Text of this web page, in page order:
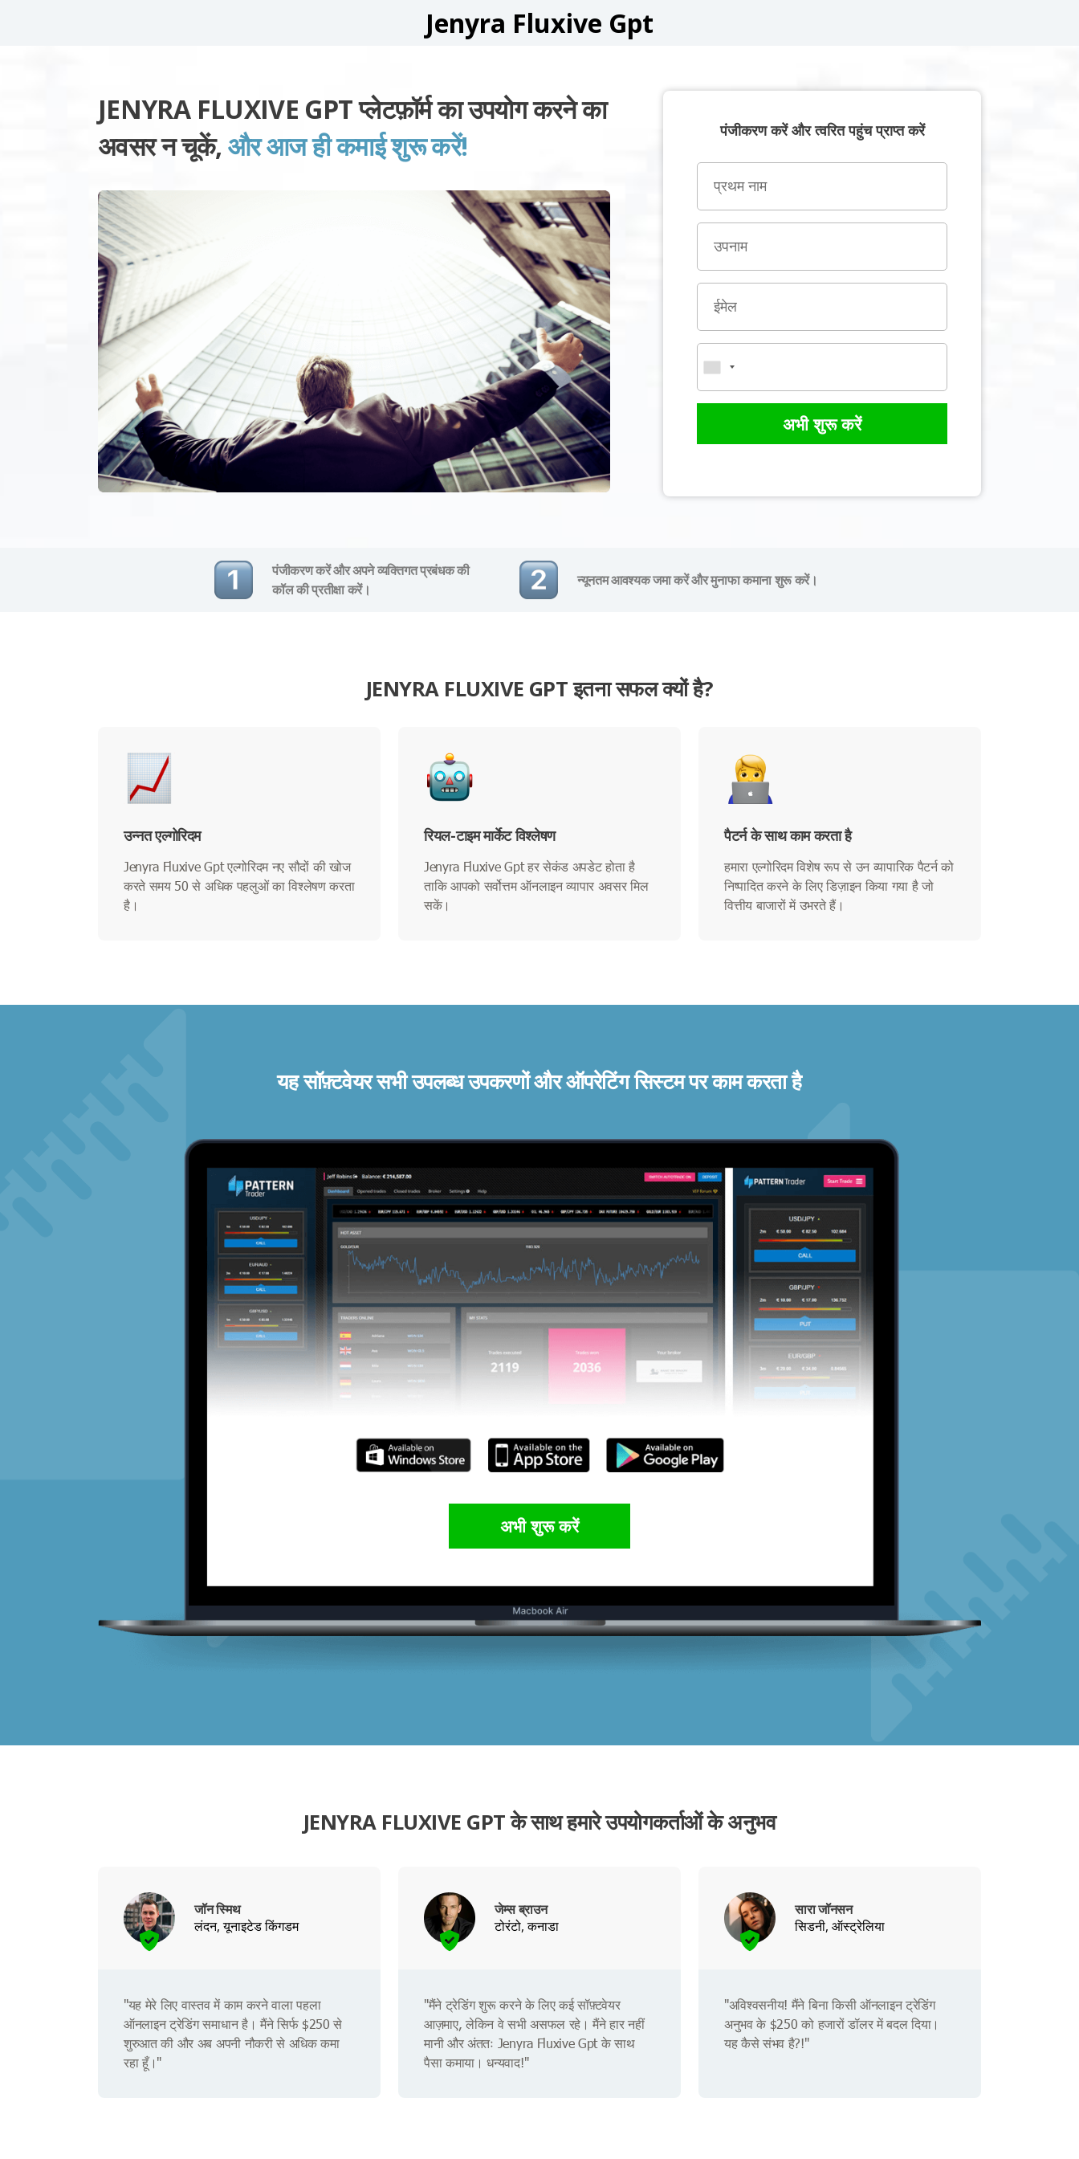
Jenyra Fluxive Gpt
JENYRA FLUXIVE GPT प्लेटफ़ॉर्म का उपयोग करने का
अवसर न चूकें, और आज ही कमाई शुरू करें! पंजीकरण करें और त्वरित पहुंच प्राप्त करें
अभी शुरू करें
पंजीकरण करें और अपने व्यक्तिगत प्रबंधक की
कॉल की प्रतीक्षा करें।
न्यूनतम आवश्यक जमा करें और मुनाफा कमाना शुरू करें।
JENYRA FLUXIVE GPT इतना सफल क्यों है?
उन्नत एल्गोरिदम
Jenyra Fluxive Gpt एल्गोरिदम नए सौदों की खोज
करते समय 50 से अधिक पहलुओं का विश्लेषण करता
है।
रियल-टाइम मार्केट विश्लेषण
Jenyra Fluxive Gpt हर सेकंड अपडेट होता है
ताकि आपको सर्वोत्तम ऑनलाइन व्यापार अवसर मिल
सकें।
पैटर्न के साथ काम करता है
हमारा एल्गोरिदम विशेष रूप से उन व्यापारिक पैटर्न को
निष्पादित करने के लिए डिज़ाइन किया गया है जो
वित्तीय बाजारों में उभरते हैं।
यह सॉफ़्टवेयर सभी उपलब्ध उपकरणों और ऑपरेटिंग सिस्टम पर काम करता है
अभी शुरू करें
JENYRA FLUXIVE GPT के साथ हमारे उपयोगकर्ताओं के अनुभव
जॉन स्मिथ
लंदन, यूनाइटेड किंगडम
"यह मेरे लिए वास्तव में काम करने वाला पहला
ऑनलाइन ट्रेडिंग समाधान है। मैंने सिर्फ $250 से
शुरुआत की और अब अपनी नौकरी से अधिक कमा
रहा हूँ।"
जेम्स ब्राउन
टोरंटो, कनाडा
"मैंने ट्रेडिंग शुरू करने के लिए कई सॉफ़्टवेयर
आज़माए, लेकिन वे सभी असफल रहे। मैंने हार नहीं
मानी और अंततः Jenyra Fluxive Gpt के साथ
पैसा कमाया। धन्यवाद!"
सारा जॉनसन
सिडनी, ऑस्ट्रेलिया
"अविश्वसनीय! मैंने बिना किसी ऑनलाइन ट्रेडिंग
अनुभव के $250 को हजारों डॉलर में बदल दिया।
यह कैसे संभव है?!"